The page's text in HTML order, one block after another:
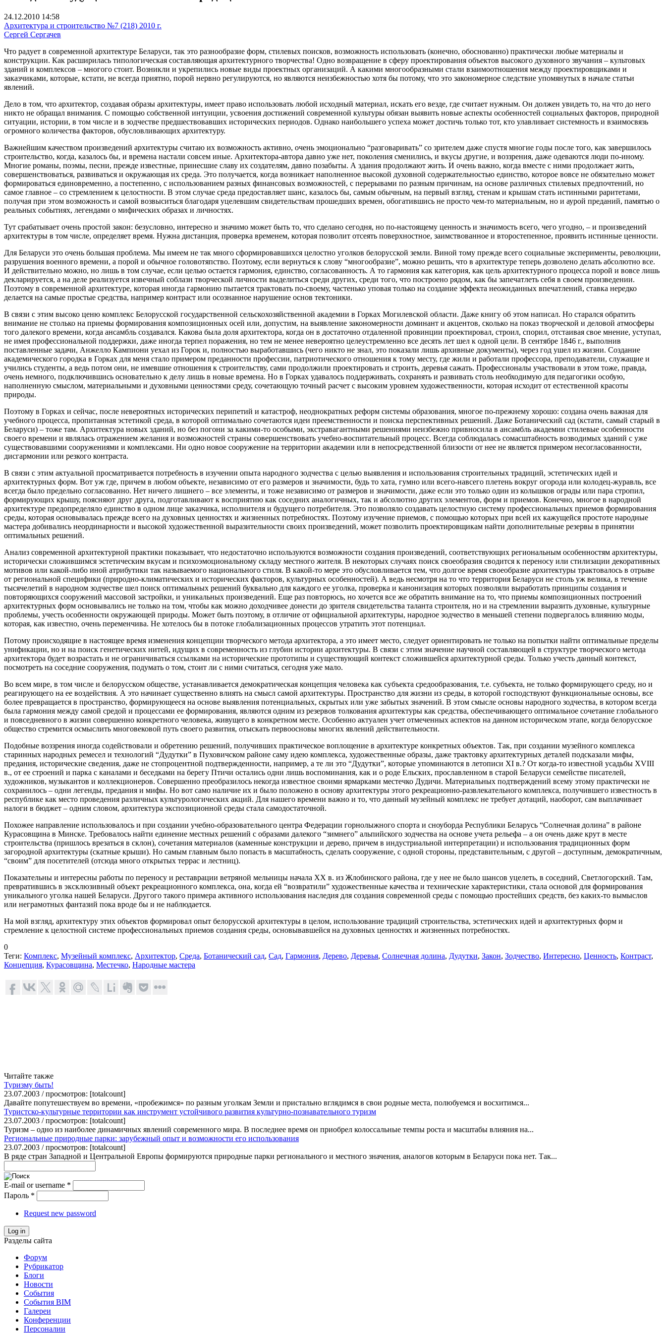
24.12.2010 14:58
Архитектура и строительство №7 (218) 2010 г.
Сергей Сергачев
Что радует в современной архитектуре Беларуси, так это разнообразие форм, стилевых поисков, возможность использовать (конечно, обоснованно) практически любые материалы и
конструкции. Как расширилась типологическая составляющая архитектурного творчества! Одно возвращение в сферу проектирования объектов высокого духовного звучания – культовых
зданий и комплексов – многого стоит. Возникли и укрепились новые виды проектных организаций. А какими многообразными стали взаимоотношения между проектировщиками и
заказчиками, которые, кстати, не всегда приятно, порой нервно регулируются, но являются неизбежностью хотя бы потому, что это закономерное следствие упомянутых в начале статьи
явлений.
Дело в том, что архитектор, создавая образы архитектуры, имеет право использовать любой исходный материал, искать его везде, где считает нужным. Он должен увидеть то, на что до него
никто не обращал внимания. С помощью собственной интуиции, усвоения достижений современной культуры обязан выявить новые аспекты особенностей социальных факторов, природной
ситуации, истории, в том числе и в зодчестве предшествовавших исторических периодов. Однако наибольшего успеха может достичь только тот, кто улавливает системность и взаимосвязь
огромного количества факторов, обусловливающих архитектуру.
Важнейшим качеством произведений архитектуры считаю их возможность активно, очень эмоционально “разговаривать” со зрителем даже спустя многие годы после того, как завершилось
строительство, когда, казалось бы, и времена настали совсем иные. Архитектора-автора давно уже нет, поколения сменились, и вкусы другие, и воззрения, даже одеваются люди по-иному.
Многие романы, поэмы, песни, прежде известные, принесшие славу их создателям, давно позабыты. А здания продолжают жить. И очень важно, когда вместе с ними продолжает жить,
совершенствоваться, развиваться и окружающая их среда. Это получается, когда возникает наполненное высокой духовной содержательностью единство, которое вовсе не обязательно может
формироваться единовременно, а постепенно, с использованием разных финансовых возможностей, с перерывами по разным причинам, на основе различных стилевых предпочтений, но
самое главное – со стремлением к целостности. В этом случае среда предоставляет шанс, казалось бы, самым обычным, на первый взгляд, стенам и крышам стать истинными раритетами,
получая при этом возможность и самой возвыситься благодаря уцелевшим свидетельствам прошедших времен, обогатившись не просто чем-то материальным, но и аурой преданий, памятью о
реальных событиях, легендами о мифических образах и личностях.
Тут срабатывает очень простой закон: безусловно, интересно и значимо может быть то, что сделано сегодня, но по-настоящему ценность и значимость всего, чего угодно, – и произведений
архитектуры в том числе, определяет время. Нужна дистанция, проверка временем, которая позволит отсеять поверхностное, заимствованное и второстепенное, проявить истинные ценности.
Для Беларуси это очень большая проблема. Мы имеем не так много сформировавшихся целостно уголков белорусской земли. Виной тому прежде всего социальные эксперименты, революции,
разрушения военного времени, а порой и обычное головотяпство. Поэтому, если вернуться к слову “многообразие”, можно решить, что в архитектуре теперь дозволено делать абсолютно все.
И действительно можно, но лишь в том случае, если целью остается гармония, единство, согласованность. А то гармония как категория, как цель архитектурного процесса порой и вовсе лишь
декларируется, а на деле реализуется извечный соблазн творческой личности выделиться среди других, среди того, что построено рядом, как бы запечатлеть себя в своем произведении.
Поэтому в современной архитектуре, которая иногда гармонию пытается трактовать по-своему, частенько уповая только на создание эффекта неожиданных впечатлений, ставка нередко
делается на самые простые средства, например контраст или осознанное нарушение основ тектоники.
В связи с этим высоко ценю комплекс Белорусской государственной сельскохозяйственной академии в Горках Могилевской области. Даже книгу об этом написал. Но старался обратить
внимание не столько на приемы формирования композиционных осей или, допустим, на выявление закономерности доминант и акцентов, сколько на показ творческой и деловой атмосферы
того далекого времени, когда ансамбль создавался. Какова была доля архитектора, когда он в достаточно отдаленной провинции проектировал, строил, спорил, отстаивая свое мнение, уступал,
не имея профессиональной поддержки, даже иногда терпел поражения, но тем не менее невероятно целеустремленно все десять лет шел к одной цели. В сентябре 1846 г., выполнив
поставленные задачи, Анжелло Кампиони уехал из Горок и, полностью выработавшись (чего никто не знал, это показали лишь архивные документы), через год ушел из жизни. Создание
академического городка в Горках для меня стало примером преданности профессии, патриотического отношения к тому месту, где жили и работали профессора, преподаватели, служащие и
учились студенты, а ведь потом они, не имевшие отношения к строительству, сами продолжили проектировать и строить, деревья сажать. Профессионалы участвовали в этом тоже, правда,
очень немного, подключившись основательно к делу лишь в новые времена. Но в Горках удавалось поддерживать, сохранять и развивать столь необходимую для педагогики особую,
наполненную смыслом, материальными и духовными ценностями среду, сочетающую точный расчет с высоким уровнем художественности, которая исходит от естественной красоты
природы.
Поэтому в Горках и сейчас, после невероятных исторических перипетий и катастроф, неоднократных реформ системы образования, многое по-прежнему хорошо: создана очень важная для
учебного процесса, пропитанная эстетикой среда, в которой оптимально сочетаются идеи преемственности и поиска перспективных решений. Даже Ботанический сад (кстати, самый старый в
Беларуси) – тоже там. Архитектура новых зданий, но без погони за какими-то особыми, экстравагантными решениями неизбежно привносила в ансамбль академии стилевые особенности
своего времени и являлась отражением желания и возможностей страны совершенствовать учебно-воспитательный процесс. Всегда соблюдалась сомасштабность возводимых зданий с уже
существовавшими сооружениями и комплексами. Ни одно новое сооружение на территории академии или в непосредственной близости от нее не является примером несогласованности,
дисгармонии или резкого контраста.
В связи с этим актуальной просматривается потребность в изучении опыта народного зодчества с целью выявления и использования строительных традиций, эстетических идей и
архитектурных форм. Вот уж где, причем в любом объекте, независимо от его размеров и значимости, будь то хата, гумно или всего-навсего плетень вокруг огорода или колодец-журавль, все
всегда было предельно согласованно. Нет ничего лишнего – все элементы, и тоже независимо от размеров и значимости, даже если это только один из колышков ограды или пара стропил,
формирующих крышу, поясняют друг друга, подготавливают к восприятию как соседних аналогичных, так и абсолютно других элементов, форм и приемов. Конечно, многое в народной
архитектуре предопределяло единство в одном лице заказчика, исполнителя и будущего потребителя. Это позволяло создавать целостную систему профессиональных приемов формирования
среды, которая основывалась прежде всего на духовных ценностях и жизненных потребностях. Поэтому изучение приемов, с помощью которых при всей их кажущейся простоте народные
мастера добивались неординарности и высокой художественной выразительности своих произведений, может позволить проектировщикам найти дополнительные резервы в принятии
оптимальных решений.
Анализ современной архитектурной практики показывает, что недостаточно используются возможности создания произведений, соответствующих региональным особенностям архитектуры,
исторически сложившимся эстетическим вкусам и психоэмоциональному складу местного жителя. В некоторых случаях поиск своеобразия сводится к переносу или стилизации декоративных
мотивов или какой-либо иной атрибутики так называемого национального стиля. В какой-то мере это обусловливается тем, что долгое время своеобразие архитектуры трактовалось в отрыве
от региональной специфики (природно-климатических и исторических факторов, культурных особенностей). А ведь несмотря на то что территория Беларуси не столь уж велика, в течение
тысячелетий в народном зодчестве шел поиск оптимальных решений буквально для каждого ее уголка, проверка и канонизация которых позволяли выработать принципы создания и
повторяющихся сооружений массовой застройки, и уникальных произведений. Еще раз повторюсь, но хочется все же обратить внимание на то, что приемы композиционных построений
архитектурных форм основывались не только на том, чтобы как можно доходчивее донести до зрителя свидетельства таланта строителя, но и на стремлении выразить духовные, культурные
проблемы, учесть особенности окружающей природы. Может быть поэтому, в отличие от официальной архитектуры, народное зодчество в меньшей степени подвергалось влиянию моды,
которая, как известно, очень переменчива. Не хотелось бы в потоке глобализационных процессов утратить этот потенциал.
Потому происходящие в настоящее время изменения концепции творческого метода архитектора, а это имеет место, следует ориентировать не только на попытки найти оптимальные пределы
унификации, но и на поиск генетических нитей, идущих в современность из глубин истории архитектуры. В связи с этим значение научной составляющей в структуре творческого метода
архитектора будет возрастать и не ограничиваться ссылками на исторические прототипы и существующий контекст сложившейся архитектурной среды. Только учесть данный контекст,
посмотреть на соседние сооружения, подумать о том, стоит ли с ними считаться, сегодня уже мало.
Во всем мире, в том числе и белорусском обществе, устанавливается демократическая концепция человека как субъекта средообразования, т.е. субъекта, не только формирующего среду, но и
реагирующего на ее воздействия. А это начинает существенно влиять на смысл самой архитектуры. Пространство для жизни из среды, в которой господствуют функциональные основы, все
более превращается в пространство, формирующееся на основе выявления потенциальных, скрытых или уже забытых значений. В этом смысле основы народного зодчества, в котором всегда
была гармония между самой средой и процессами ее формирования, являются одним из резервов толкования архитектуры как средства, обеспечивающего оптимальное сочетание глобального
и повседневного в жизни совершенно конкретного человека, живущего в конкретном месте. Особенно актуален учет отмеченных аспектов на данном историческом этапе, когда белорусское
общество стремится осмыслить многовековой путь своего развития, отыскать первоосновы многих явлений действительности.
Подобные воззрения иногда содействовали и обретению решений, получивших практическое воплощение в архитектуре конкретных объектов. Так, при создании музейного комплекса
старинных народных ремесел и технологий “Дудутки” в Пуховичском районе саму идею комплекса, художественные образы, даже трактовку архитектурных деталей подсказали мифы,
предания, исторические сведения, даже не стопроцентной подтвержденности, например, а те ли это “Дудутки”, которые упоминаются в летописи ХI в.? От когда-то известной усадьбы ХVIII
в., от ее строений и парка с каналами и беседками на берегу Птичи остались одни лишь воспоминания, как и о роде Ельских, прославленном в старой Беларуси семействе писателей,
художников, музыкантов и коллекционеров. Совершенно преобразилось некогда известное своими ярмарками местечко Дудичи. Материальных подтверждений всему этому практически не
сохранилось – одни легенды, предания и мифы. Но вот само наличие их и было положено в основу архитектуры этого рекреационно-развлекательного комплекса, получившего известность в
республике как место проведения различных культурологических акций. Для нашего времени важно и то, что данный музейный комплекс не требует дотаций, наоборот, сам выплачивает
налоги в бюджет – одним словом, архитектура экспозиционной среды стала самодостаточной.
Похожее направление использовалось и при создании учебно-образовательного центра Федерации горнолыжного спорта и сноуборда Республики Беларусь “Солнечная долина” в районе
Курасовщина в Минске. Требовалось найти единение местных решений с образами далекого “зимнего” альпийского зодчества на основе учета рельефа – а он очень даже крут в месте
строительства (пришлось врезаться в склон), сочетания материалов (каменные конструкции и дерево, причем в индустриальной интерпретации) и использования традиционных форм
загородной архитектуры (скатные крыши). Но самым главным было попасть в масштабность, сделать сооружение, с одной стороны, представительным, с другой – доступным, демократичным,
“своим” для посетителей (отсюда много открытых террас и лестниц).
Показательны и интересны работы по переносу и реставрации ветряной мельницы начала ХХ в. из Жлобинского района, где у нее не было шансов уцелеть, в соседний, Светлогорский. Там,
превратившись в эксклюзивный объект рекреационного комплекса, она, когда ей “возвратили” художественные качества и технические характеристики, стала основой для формирования
уникального уголка нашей Беларуси. Другого такого примера активного использования наследия для создания современной среды с помощью простейших средств, без каких-то вымыслов
или неграмотных фантазий пока вроде бы и не наблюдается.
На мой взгляд, архитектуру этих объектов формировал опыт белорусской архитектуры в целом, использование традиций строительства, эстетических идей и архитектурных форм и
стремление к целостной системе профессиональных приемов создания среды, основывавшейся на духовных ценностях и жизненных потребностях.
0
Теги: Комплекс, Музейный комплекс, Архитектор, Среда, Ботанический сад, Сад, Гармония, Дерево, Деревья, Солнечная долина, Дудутки, Закон, Зодчество, Интересно, Ценность, Контраст,
Концепция, Курасовщина, Местечко, Народные мастера
Читайте также
Туризму быть!
23.07.2003 / просмотров: [totalcount]
Давайте попутешествуем во времени, «пробежимся» по разным уголкам Земли и пристально вглядимся в свои родные места, полюбуемся и восхитимся...
Туристско-культурные территории как инструмент устойчивого развития культурно-познавательного туризм
23.07.2003 / просмотров: [totalcount]
Туризм – одно из наиболее динамичных явлений современного мира. В последнее время он приобрел колоссальные темпы роста и масштабы влияния на...
Региональные природные парки: зарубежный опыт и возможности его использования
23.07.2003 / просмотров: [totalcount]
В ряде стран Западной и Центральной Европы формируются природные парки регионального и местного значения, аналогов которым в Беларуси пока нет. Так...
E-mail or username *
Пароль *
Request new password
Log in
Разделы сайта
Форум
Рубрикатор
Блоги
Новости
События
События BIM
Галереи
Конференции
Персоналии